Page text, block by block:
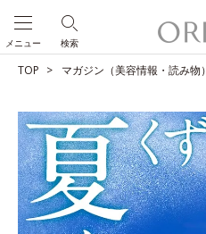
検索
メニュー
TOP マガジン（美容情報・読み物）